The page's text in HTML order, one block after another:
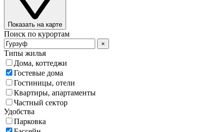
Показать на карте
Поиск по курортам
×
Типы жилья
Дома, коттеджи
Гостевые дома
Гостиницы, отели
Квартиры, апартаменты
Частный сектор
Удобства
Парковка